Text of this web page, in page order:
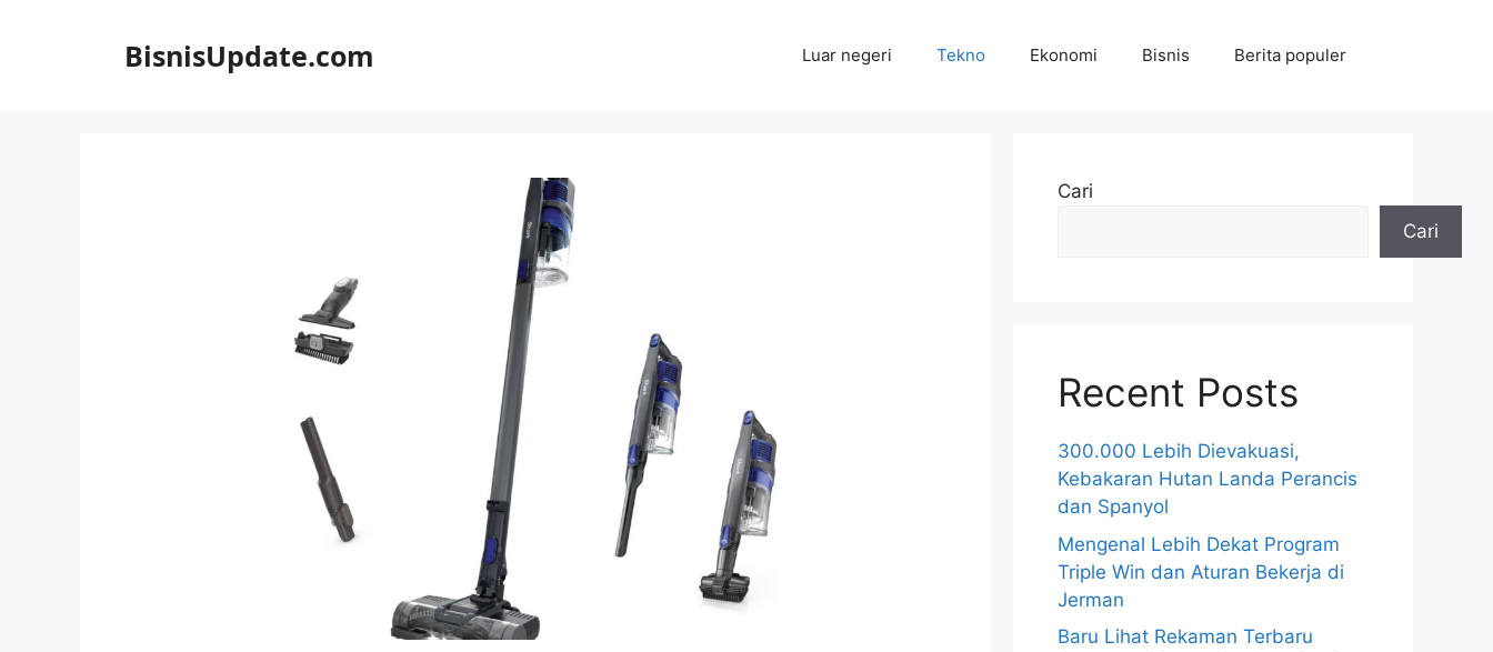
BisnisUpdate.com Luar negeri Tekno Ekonomi Bisnis Berita populer
Cari
Cari
Recent Posts
300.000 Lebih Dievakuasi,
Kebakaran Hutan Landa Perancis
dan Spanyol
Mengenal Lebih Dekat Program
Triple Win dan Aturan Bekerja di
Jerman
Baru Lihat Rekaman Terbaru